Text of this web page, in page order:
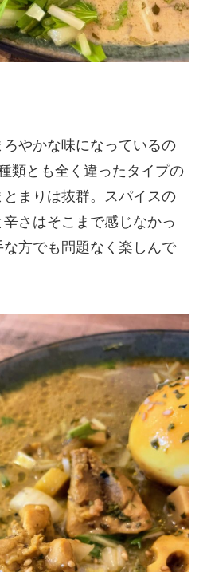
やかな味になっているの
類とも全く違ったタイプの
まりは抜群。スパイスの
さはそこまで感じなかっ
方でも問題なく楽しんで